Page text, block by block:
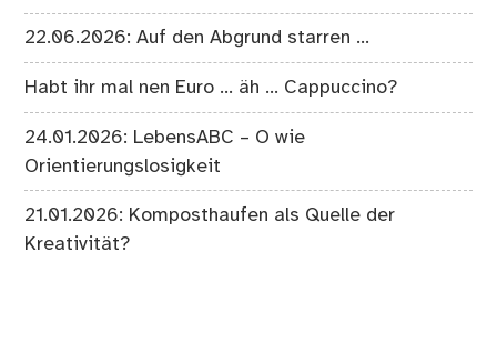
22.06.2026: Auf den Abgrund starren …
Habt ihr mal nen Euro … äh … Cappuccino?
24.01.2026: LebensABC – O wie
Orientierungslosigkeit
21.01.2026: Komposthaufen als Quelle der
Kreativität?